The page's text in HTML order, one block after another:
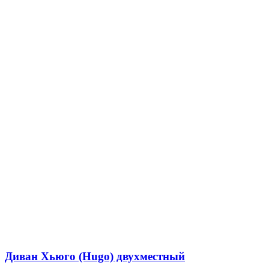
Диван Хьюго (Hugo) двухместный